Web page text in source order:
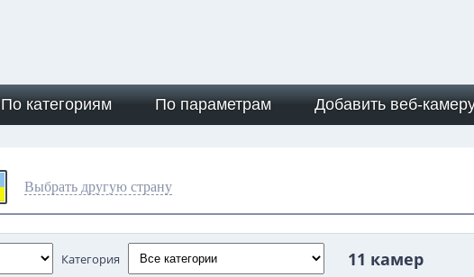
По категориям По параметрам Добавить веб-
Выбрать другую страну
Категория 11 камер